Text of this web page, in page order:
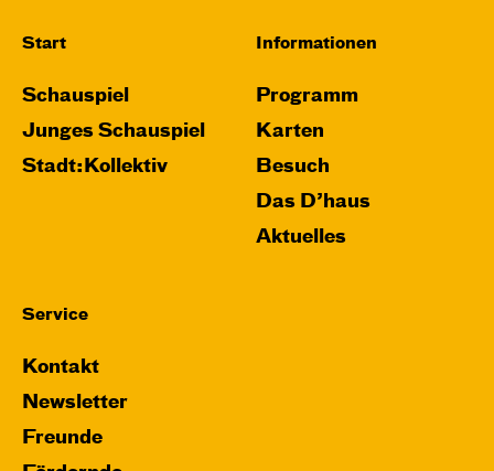
Start
Schauspiel
Junges Schauspiel
Stadt:Kollektiv
Informationen
Programm
Karten
Besuch
Das D’haus
Aktuelles
Service
Kontakt
Newsletter
Freunde